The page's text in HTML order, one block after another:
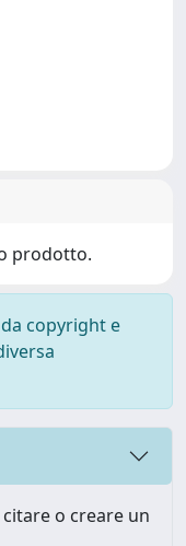
prodotto.
copyright e
o creare un